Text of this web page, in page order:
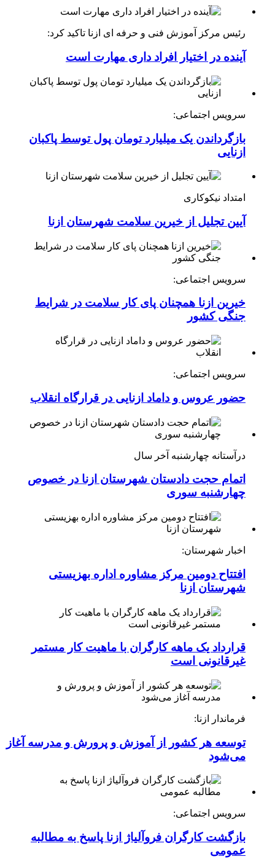
رئیس مرکز آموزش فنی و حرفه ای ازنا تاکید کرد:
آینده در اختیار افراد داری مهارت است
سرویس اجتماعی:
بازگرداندن یک میلیارد تومان پول توسط پاکبان
ازنایی
امتداد نیکوکاری
آیین تجلیل از خیرین سلامت شهرستان ازنا
سرویس اجتماعی:
خیرین ازنا همچنان پای کار سلامت در شرایط
جنگی کشور
سرویس اجتماعی:
حضور عروس و داماد ازنایی در قرارگاه انقلاب
درآستانه چهارشنبه آخر سال
اتمام حجت دادستان شهرستان ازنا در خصوص
چهارشنبه ‌سوری
اخبار شهرستان:
افتتاح دومین مرکز مشاوره اداره بهزیستی
شهرستان ازنا
قرارداد یک ماهه کارگران با ماهیت کار مستمر
غیرقانونی است
فرماندار ازنا:
توسعه هر کشور از آموزش و پرورش و مدرسه آغاز
می‌شود
سرویس اجتماعی:
بازگشت کارگران فروآلیاژ ازنا پاسخ به مطالبه
عمومی